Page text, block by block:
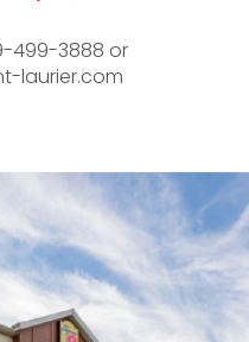
499-3888 or
laurier.com